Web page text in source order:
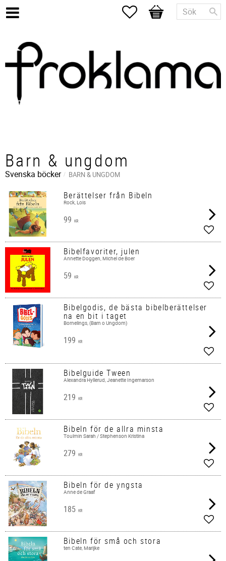
Favoriter
Kundvagn
Barn & ungdom
Svenska böcker BARN & UNGDOM
Berättelser från Bibeln
Rock, Lois
99 KR
Bibelfavoriter, julen
Annette Doggen, Michel de Boer
59 KR
Bibelgodis, de bästa bibelberättelser
na en bit i taget
Bornelings, (Barn o Ungdom)
199 KR
Bibelguide Tween
Alexandra Hyllerud, Jeanette Ingemarson
219 KR
Bibeln för de allra minsta
Toulmin Sarah / Stephenson Kristina
279 KR
Bibeln för de yngsta
Anne de Graaf
185 KR
Bibeln för små och stora
ten Cate, Marijke